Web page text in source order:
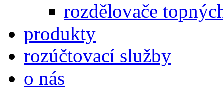
rozdělovače
produkty
rozúčtovací služby
o nás